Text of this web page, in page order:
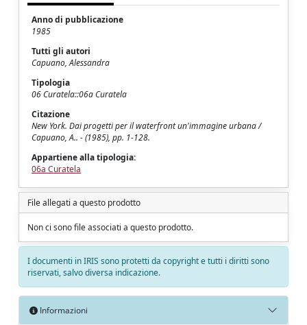
Anno di pubblicazione
1985
Tutti gli autori
Capuano, Alessandra
Tipologia
06 Curatela::06a Curatela
Citazione
New York. Dai progetti per il waterfront un'immagine urbana /
Capuano, A.. - (1985), pp. 1-128.
Appartiene alla tipologia:
06a Curatela
File allegati a questo prodotto
Non ci sono file associati a questo prodotto.
I documenti in IRIS sono protetti da copyright e tutti i diritti sono
riservati, salvo diversa indicazione.
Informazioni